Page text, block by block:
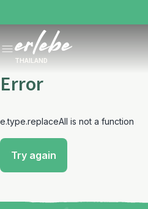
THAILAND
Error
e.type.replaceAll is not a function
Try again